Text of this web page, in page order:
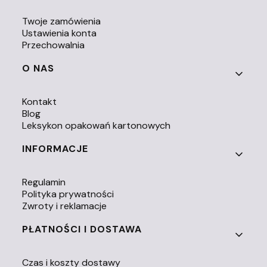
Twoje zamówienia
Ustawienia konta
Przechowalnia
O NAS
Kontakt
Blog
Leksykon opakowań kartonowych
INFORMACJE
Regulamin
Polityka prywatności
Zwroty i reklamacje
PŁATNOŚCI I DOSTAWA
Czas i koszty dostawy